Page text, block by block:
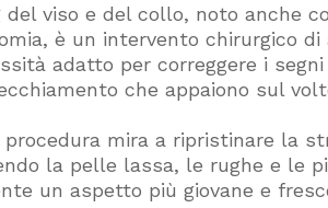
viso e del collo, noto anche
è un intervento chirurgico di
adatto per correggere i segni
che appaiono sul
procedura mira a ripristinare la
la pelle lassa, le rughe e le
un aspetto più giovane e